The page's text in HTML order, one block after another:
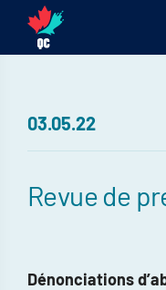
03.05.22
Revue de
Dénonciations